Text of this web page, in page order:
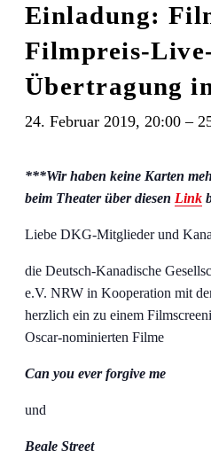
Einladung:
Filmpreis-
Übertragung
24. Februar 2019, 20:00 –
***Wir haben keine Karten
beim Theater über diesen Link
Liebe DKG-Mitglieder und
die Deutsch-Kanadische
e.V. NRW in Kooperation mit
herzlich ein zu einem
Oscar-nominierten Filme
Can you ever forgive me
und
Beale Street